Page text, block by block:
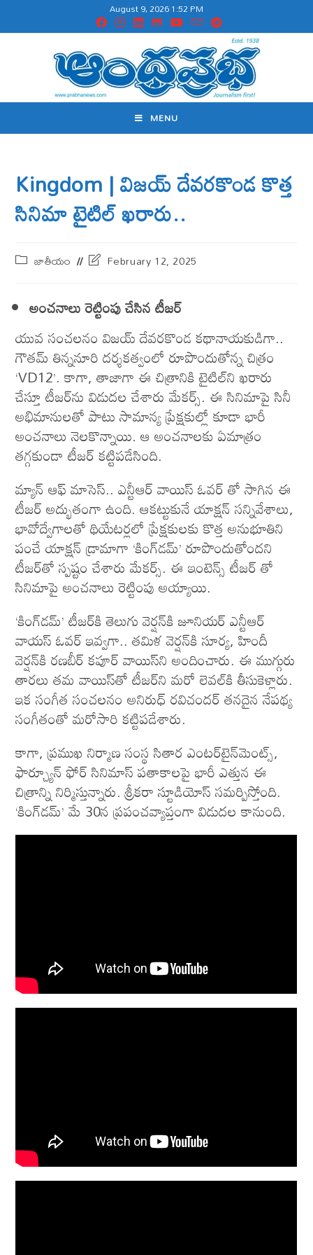
August 9, 2026 1:52 PM
MENU
Kingdom | విజయ్ దేవరకొండ కొత్త
సినిమా టైటిల్ ఖరారు..
జాతీయం February 12, 2025
అంచనాలు రెట్టింపు చేసిన టీజర్
యువ సంచలనం విజయ్ దేవరకొండ కథానాయకుడిగా..
గౌతమ్ తిన్ననూరి దర్శకత్వంలో రూపొందుతోన్న చిత్రం
‘VD12’. కాగా, తాజాగా ఈ చిత్రానికి టైటిల్‌ని ఖరారు
చేస్తూ టీజర్‌ను విడుదల చేశారు మేకర్స్. ఈ సినిమాపై సినీ
అభిమానులతో పాటు సామాన్య ప్రేక్షకుల్లో కూడా భారీ
అంచనాలు నెలకొన్నాయి. ఆ అంచనాలకు ఏమాత్రం
తగ్గకుండా టీజర్ కట్టిపడేసింది.
మ్యాన్ ఆఫ్ మాసెస్.. ఎన్టీఆర్ వాయిస్ ఓవర్ తో సాగిన ఈ
టీజర్ అద్భుతంగా ఉంది. ఆకట్టుకునే యాక్షన్ సన్నివేశాలు,
భావోద్వేగాలతో థియేటర్లలో ప్రేక్షకులకు కొత్త అనుభూతిని
పంచే యాక్షన్ డ్రామాగా ‘కింగ్‌డమ్’ రూపొందుతోందని
టీజర్‌తో స్పష్టం చేశారు మేక‌ర్స్. ఈ ఇంటెన్స్ టీజర్ తో
సినిమాపై అంచనాలు రెట్టింపు అయ్యాయి.
‘కింగ్‌డమ్’ టీజర్‌కి తెలుగు వెర్షన్‌కి జూనియర్ ఎన్టీఆర్
వాయ‌స్ ఓవ‌ర్ ఇవ్వ‌గా.. తమిళ వెర్షన్‌కి సూర్య, హిందీ
వెర్షన్‌కి రణబీర్ కపూర్ వాయిస్‌ని అందించారు. ఈ ముగ్గురు
తారలు తమ వాయిస్‌తో టీజర్‌ని మరో లెవల్‌కి తీసుకెళ్లారు.
ఇక సంగీత సంచలనం అనిరుధ్ రవిచందర్ తనదైన నేపథ్య
సంగీతంతో మరోసారి కట్టిపడేశారు.
కాగా, ప్రముఖ నిర్మాణ సంస్థ సితార ఎంటర్‌టైన్‌మెంట్స్‌,
ఫార్చ్యూన్‌ ఫోర్‌ సినిమాస్‌ పతాకాలపై భారీ ఎత్తున ఈ
చిత్రాన్ని నిర్మిస్తున్నారు. శ్రీకరా స్టూడియోస్ సమర్పిస్తోంది.
‘కింగ్‌డమ్’ మే 30న ప్రపంచవ్యాప్తంగా విడుదల కానుంది.